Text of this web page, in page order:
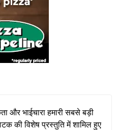
और भाईचारा हमारी सबसे बड़ी
की विशेष प्रस्तुति में शामिल हुए